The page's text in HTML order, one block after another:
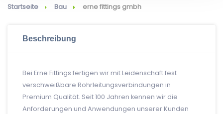
Startseite Bau erne fittings gmbh
Beschreibung
Bei Erne Fittings fertigen wir mit Leidenschaft fest
verschweißbare Rohrleitungsverbindungen in
Premium Qualität. Seit 100 Jahren kennen wir die
Anforderungen und Anwendungen unserer Kunden